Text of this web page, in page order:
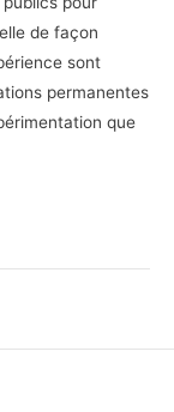
de façon
sont
permanentes
que